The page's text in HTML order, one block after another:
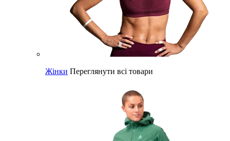
Жінки Переглянути всі товари